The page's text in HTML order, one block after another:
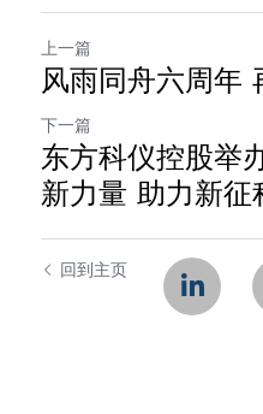
上一篇
风雨同舟六周年
下一篇
东方科仪控股举
新力量 助力新征
回到主页